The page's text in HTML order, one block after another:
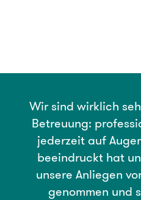
Wirsind wirklich
Betreuung:
jederzeitauf
beeindruckt hat
unsere Anliegen
genommen und